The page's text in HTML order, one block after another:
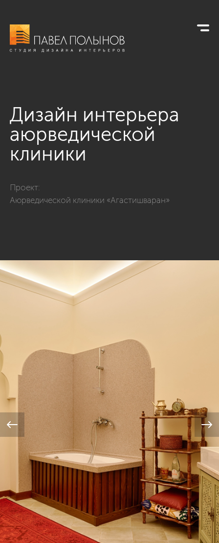
Дизайн интерьера
аюрведической
клиники
Проект:
Аюрведической клиники «Агастишваран»